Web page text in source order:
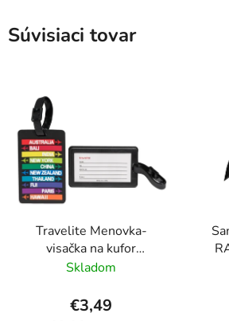
Súvisiaci tovar
Travelite Menovka-
visačka na kufor
Multicolor Cities
Skladom
€3,49